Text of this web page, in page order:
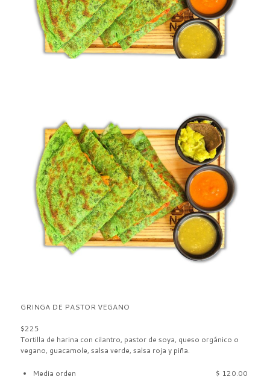
GRINGA DE PASTOR VEGANO
$225
Tortilla de harina con cilantro, pastor de soya, queso orgánico o
vegano, guacamole, salsa verde, salsa roja y piña.
Media orden $ 120.00